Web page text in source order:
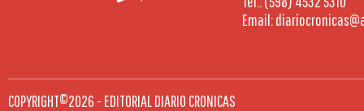
Email:
COPYRIGHT©2026 - EDITORIAL DIARIO CRONICAS